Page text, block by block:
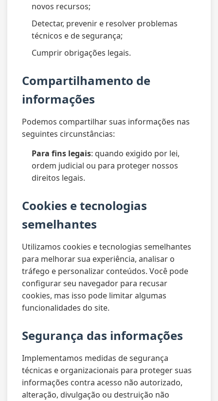
novos recursos;
Detectar, prevenir e resolver problemas
técnicos e de segurança;
Cumprir obrigações legais.
Compartilhamento de
informações
Podemos compartilhar suas informações nas
seguintes circunstâncias:
Para fins legais: quando exigido por lei,
ordem judicial ou para proteger nossos
direitos legais.
Cookies e tecnologias
semelhantes
Utilizamos cookies e tecnologias semelhantes
para melhorar sua experiência, analisar o
tráfego e personalizar conteúdos. Você pode
configurar seu navegador para recusar
cookies, mas isso pode limitar algumas
funcionalidades do site.
Segurança das informações
Implementamos medidas de segurança
técnicas e organizacionais para proteger suas
informações contra acesso não autorizado,
alteração, divulgação ou destruição não